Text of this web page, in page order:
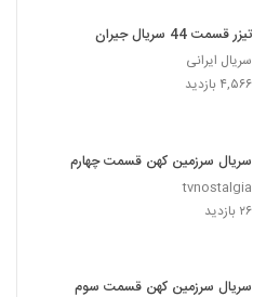
تیزر قسمت 44 سریال جیران
سریال ایرانی
۴,۵۶۶ بازدید
سریال سرزمین کهن قسمت چهارم
tvnostalgia
۲۶ بازدید
سریال سرزمین کهن قسمت سوم